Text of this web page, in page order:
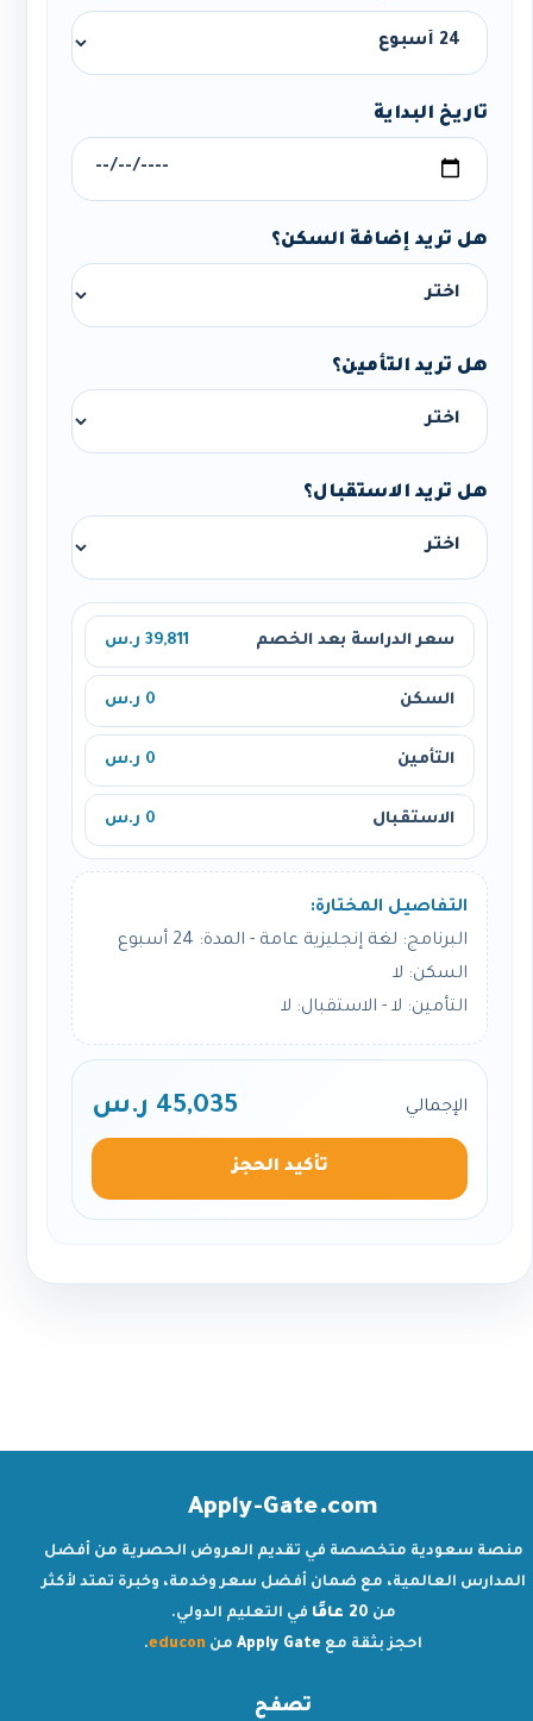
تاريخ البداية
هل تريد إضافة السكن؟
هل تريد التأمين؟
هل تريد الاستقبال؟
سعر الدراسة بعد الخصم 39,811 ر.س
السكن 0 ر.س
التأمين 0 ر.س
الاستقبال 0 ر.س
التفاصيل المختارة:
البرنامج: لغة إنجليزية عامة - المدة: 24 أسبوع
السكن: لا
التأمين: لا - الاستقبال: لا
الإجمالي 45,035 ر.س
تأكيد الحجز
Apply-Gate.com
منصة سعودية متخصصة في تقديم العروض الحصرية من أفضل
المدارس العالمية، مع ضمان أفضل سعر وخدمة، وخبرة تمتد لأكثر
من 20 عامًا
في التعليم الدولي.
احجز بثقة مع Apply Gate من educon
.
تصفح